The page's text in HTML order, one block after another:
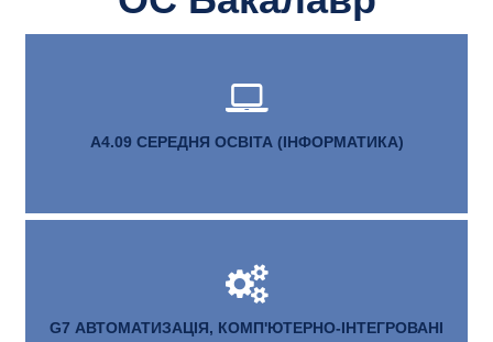
А4.09 СЕРЕДНЯ ОСВІТА (ІНФОРМАТИКА)
G7 АВТОМАТИЗАЦІЯ, КОМП'ЮТЕРНО-ІНТЕГРОВАНІ